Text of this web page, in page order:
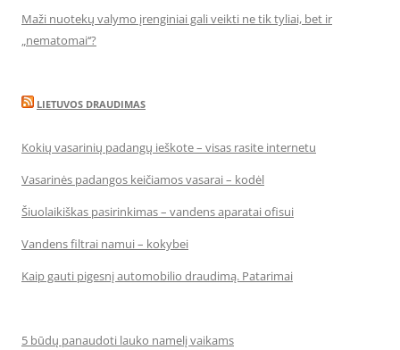
Maži nuotekų valymo įrenginiai gali veikti ne tik tyliai, bet ir
„nematomai‘‘?
LIETUVOS DRAUDIMAS
Kokių vasarinių padangų ieškote – visas rasite internetu
Vasarinės padangos keičiamos vasarai – kodėl
Šiuolaikiškas pasirinkimas – vandens aparatai ofisui
Vandens filtrai namui – kokybei
Kaip gauti pigesnį automobilio draudimą. Patarimai
5 būdų panaudoti lauko namelį vaikams